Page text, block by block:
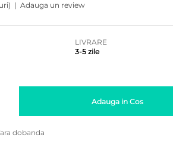
| Adauga un review
LIVRARE
3-5 zile
Adauga in Cos
dobanda